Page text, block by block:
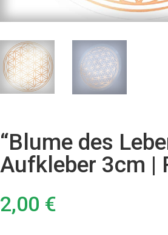
“Blume des
Aufkleber 3cm |
2,00 €